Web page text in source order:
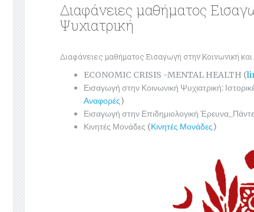
Διαφάνειες μαθήματος
Ψυχιατρική
Διαφάνειες μαθήματος Εισαγωγή στην Κοινωνική και
ECONOMIC CRISIS -MENTAL HEALTH (
Εισαγωγή στην Κοινωνική Ψυχιατρική:
Αναφορές)
Εισαγωγή στην Επιδημιολογική
Κινητές Μονάδες (Κινητές Μονάδες)